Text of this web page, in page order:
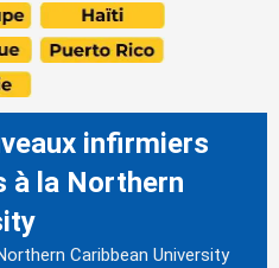
infirmiers
à la Northern
Caribbean University